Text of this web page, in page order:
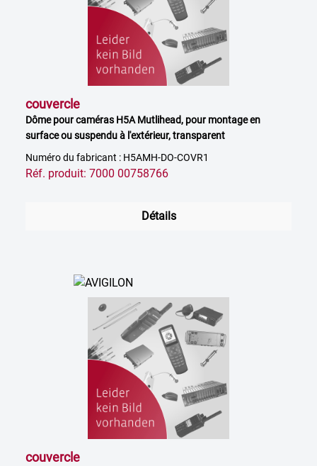
couvercle
Dôme pour caméras H5A Mutlihead, pour montage en
surface ou suspendu à l'extérieur, transparent
Numéro du fabricant : H5AMH-DO-COVR1
Réf. produit: 7000 00758766
Détails
couvercle